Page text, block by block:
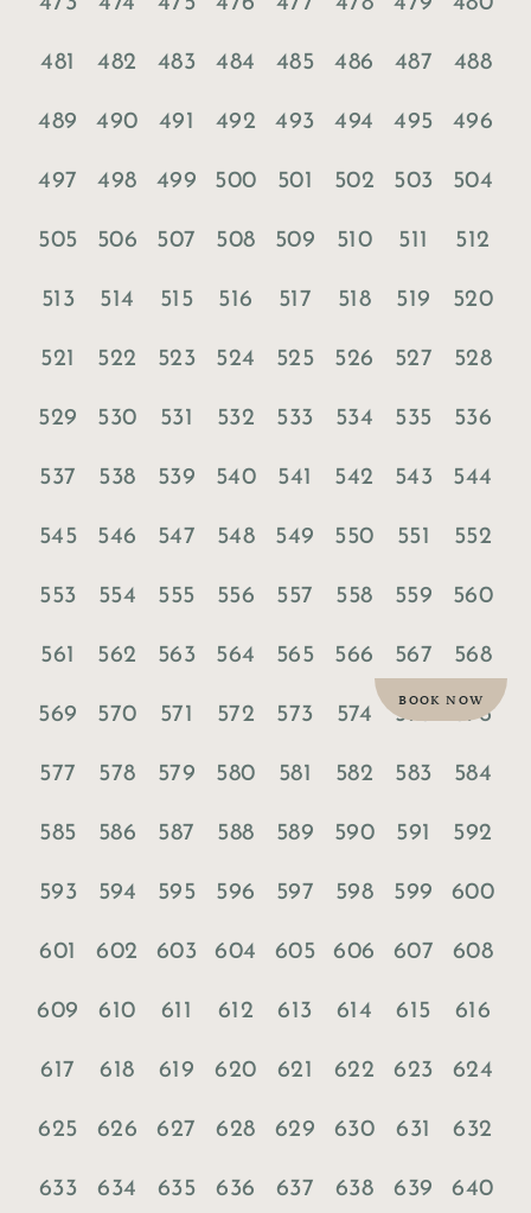
BOOK NOW
481 482 483 484 485 486 487 488
489 490 491 492 493 494 495 496
497 498 499 500 501 502 503 504
505 506 507 508 509 510 511 512
513 514 515 516 517 518 519 520
521 522 523 524 525 526 527 528
529 530 531 532 533 534 535 536
537 538 539 540 541 542 543 544
545 546 547 548 549 550 551 552
553 554 555 556 557 558 559 560
561 562 563 564 565 566 567 568
569 570 571 572 573 574 575 576
577 578 579 580 581 582 583 584
585 586 587 588 589 590 591 592
593 594 595 596 597 598 599 600
601 602 603 604 605 606 607 608
609 610 611 612 613 614 615 616
617 618 619 620 621 622 623 624
625 626 627 628 629 630 631 632
633 634 635 636 637 638 639 640